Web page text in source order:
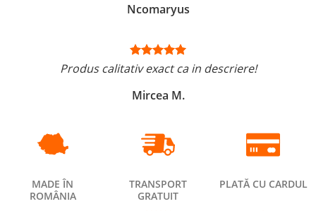
Ncomaryus
Produs calitativ exact ca in descriere!
Mircea M.
MADE ÎN
ROMÂNIA
TRANSPORT
GRATUIT
PLATĂ CU CARDUL